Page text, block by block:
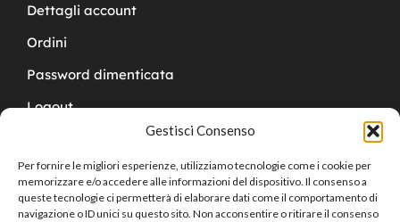
Gestisci Consenso
Per fornire le migliori esperienze, utilizziamo tecnologie come i cookie per
memorizzare e/o accedere alle informazioni del dispositivo. Il consenso a
queste tecnologie ci permetterà di elaborare dati come il comportamento di
navigazione o ID unici su questo sito. Non acconsentire o ritirare il consenso
Dettagli account
Ordini
Password dimenticata
Logout